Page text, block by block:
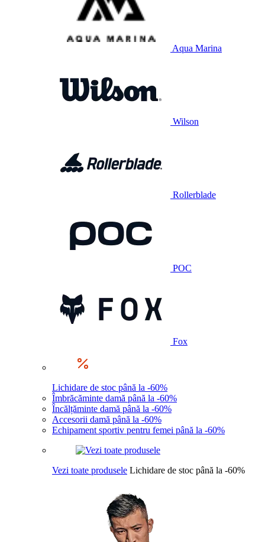
Aqua Marina
Wilson
Rollerblade
POC
Fox
Lichidare de stoc până la -60%
Îmbrăcăminte damă până la -60%
Încălțăminte damă până la -60%
Accesorii damă până la -60%
Echipament sportiv pentru femei până la -60%
Vezi toate produsele Lichidare de stoc până la -60%